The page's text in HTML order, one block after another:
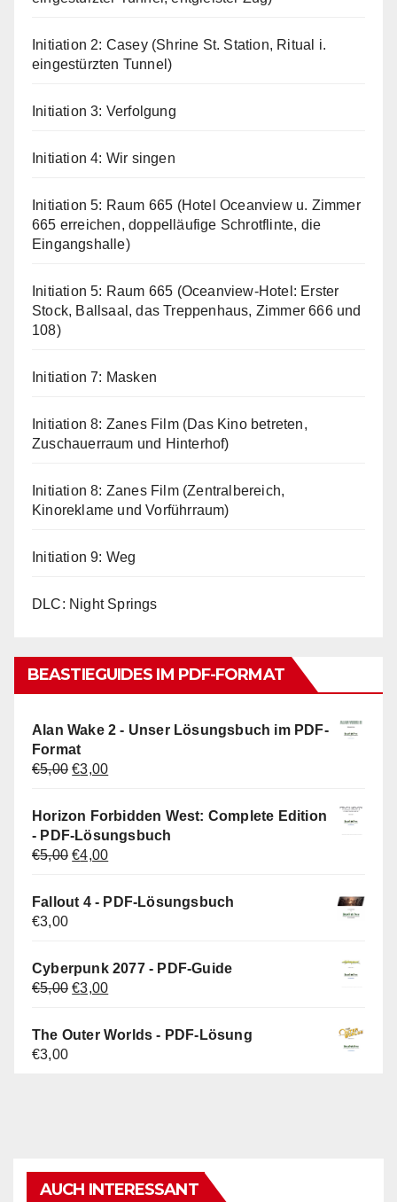
Initiation 2: Casey (Shrine St. Station, Ritual i.
eingestürzten Tunnel)
Initiation 3: Verfolgung
Initiation 4: Wir singen
Initiation 5: Raum 665 (Hotel Oceanview u. Zimmer
665 erreichen, doppelläufige Schrotflinte, die
Eingangshalle)
Initiation 5: Raum 665 (Oceanview-Hotel: Erster
Stock, Ballsaal, das Treppenhaus, Zimmer 666 und
108)
Initiation 7: Masken
Initiation 8: Zanes Film (Das Kino betreten,
Zuschauerraum und Hinterhof)
Initiation 8: Zanes Film (Zentralbereich,
Kinoreklame und Vorführraum)
Initiation 9: Weg
DLC: Night Springs
BEASTIEGUIDES IM PDF-FORMAT
Alan Wake 2 - Unser Lösungsbuch im PDF-
Format
€5,00 Ursprünglicher
war:
€5,00
€3,00Aktueller
ist:
€3,00.
Horizon Forbidden West: Complete Edition
- PDF-Lösungsbuch
€5,00 Ursprünglicher
war:
€4,00Aktueller
ist:
Fallout 4 - PDF-Lösungsbuch
€3,00
Cyberpunk 2077 - PDF-Guide
€5,00 Ursprünglicher
€3,00Aktueller
ist:
The Outer Worlds - PDF-Lösung
€3,00
AUCH INTERESSANT